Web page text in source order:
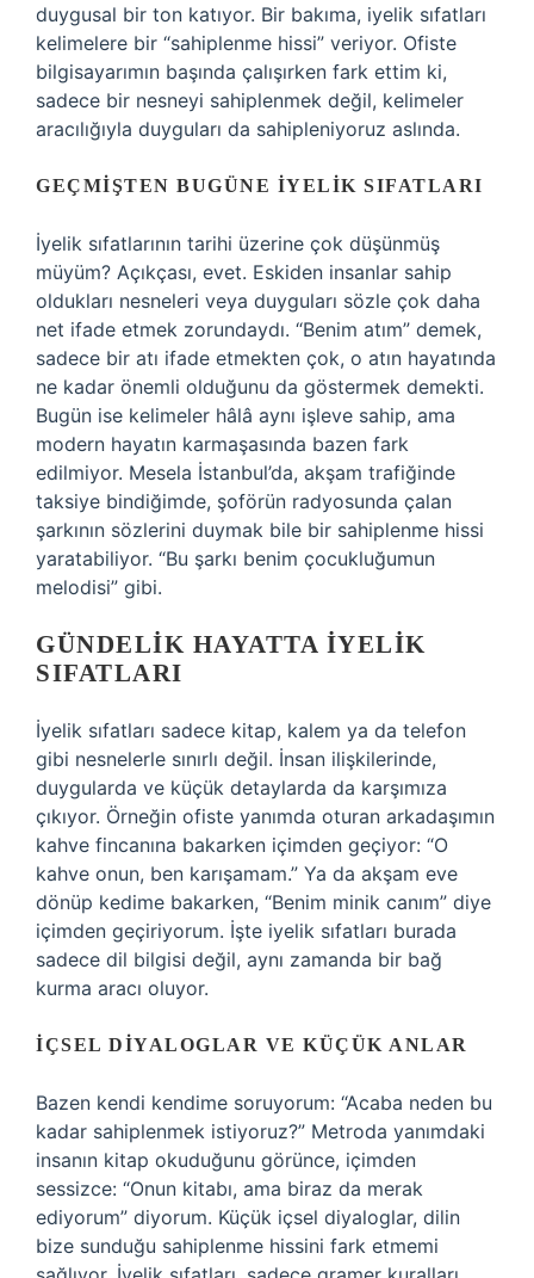
duygusal bir ton katıyor. Bir bakıma, iyelik sıfatları
kelimelere bir “sahiplenme hissi” veriyor. Ofiste
bilgisayarımın başında çalışırken fark ettim ki,
sadece bir nesneyi sahiplenmek değil, kelimeler
aracılığıyla duyguları da sahipleniyoruz aslında.
GEÇMIŞTEN BUGÜNE İYELIK SIFATLARI
İyelik sıfatlarının tarihi üzerine çok düşünmüş
müyüm? Açıkçası, evet. Eskiden insanlar sahip
oldukları nesneleri veya duyguları sözle çok daha
net ifade etmek zorundaydı. “Benim atım” demek,
sadece bir atı ifade etmekten çok, o atın hayatında
ne kadar önemli olduğunu da göstermek demekti.
Bugün ise kelimeler hâlâ aynı işleve sahip, ama
modern hayatın karmaşasında bazen fark
edilmiyor. Mesela İstanbul’da, akşam trafiğinde
taksiye bindiğimde, şoförün radyosunda çalan
şarkının sözlerini duymak bile bir sahiplenme hissi
yaratabiliyor. “Bu şarkı benim çocukluğumun
melodisi” gibi.
GÜNDELIK HAYATTA İYELIK
SIFATLARI
İyelik sıfatları sadece kitap, kalem ya da telefon
gibi nesnelerle sınırlı değil. İnsan ilişkilerinde,
duygularda ve küçük detaylarda da karşımıza
çıkıyor. Örneğin ofiste yanımda oturan arkadaşımın
kahve fincanına bakarken içimden geçiyor: “O
kahve onun, ben karışamam.” Ya da akşam eve
dönüp kedime bakarken, “Benim minik canım” diye
içimden geçiriyorum. İşte iyelik sıfatları burada
sadece dil bilgisi değil, aynı zamanda bir bağ
kurma aracı oluyor.
İÇSEL DIYALOGLAR VE KÜÇÜK ANLAR
Bazen kendi kendime soruyorum: “Acaba neden bu
kadar sahiplenmek istiyoruz?” Metroda yanımdaki
insanın kitap okuduğunu görünce, içimden
sessizce: “Onun kitabı, ama biraz da merak
ediyorum” diyorum. Küçük içsel diyaloglar, dilin
bize sunduğu sahiplenme hissini fark etmemi